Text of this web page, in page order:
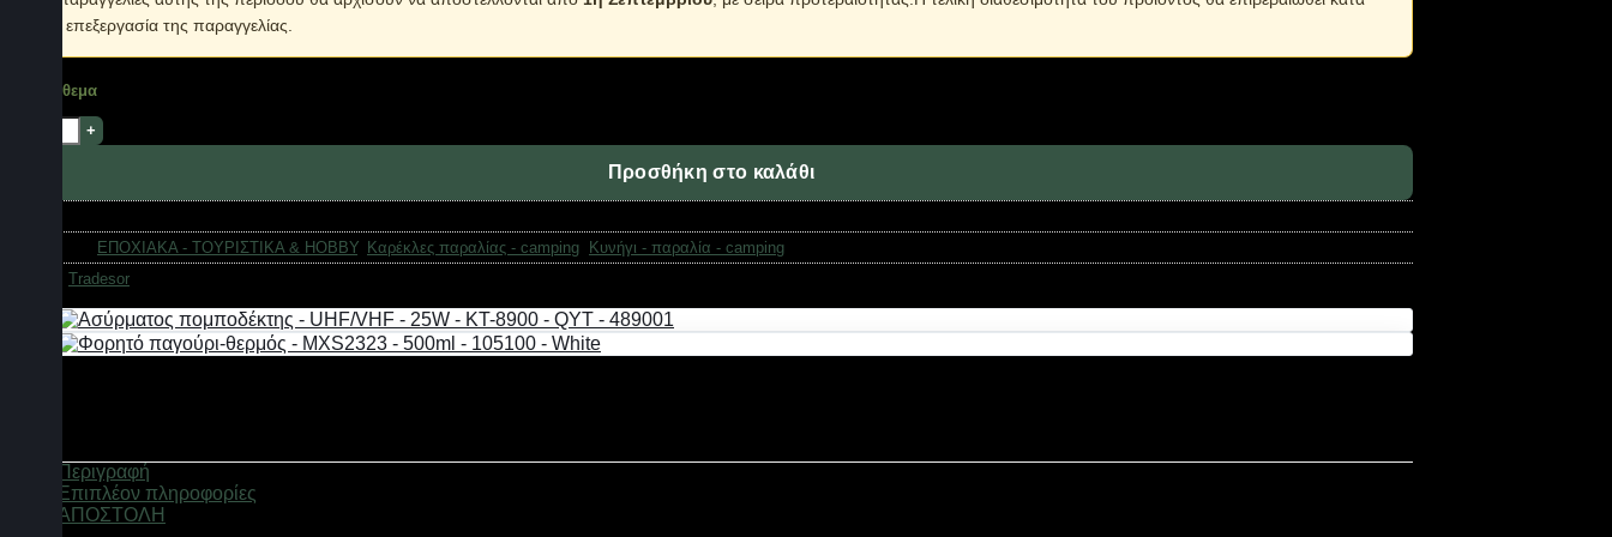
την επεξεργασία της παραγγελίας.
Σε απόθεμα
Πτυσσόμενη καρέκλα camping - 1001L - 170013 - Green ποσότητα
Προσθήκη στο καλάθι
ΕΠΟΧΙΑΚΑ - ΤΟΥΡΙΣΤΙΚΑ & HOBBY, Καρέκλες παραλίας - camping Κυνήγι - παραλία - camping
Tradesor
Περιγραφή
Επιπλέον πληροφορίες
ΑΠΟΣΤΟΛΗ